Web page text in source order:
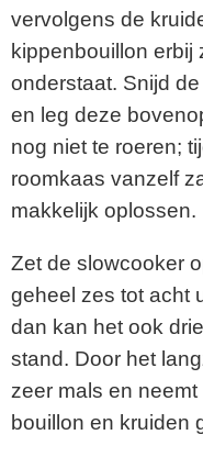
vervolgens de
kippenbouillon erbij
onderstaat. Snijd
en leg deze
nog niet te roeren;
roomkaas vanzelf
makkelijk oplossen.
Zet de slowcooker
geheel zes tot acht
dan kan het ook
stand. Door het
zeer mals en
bouillon en kruiden